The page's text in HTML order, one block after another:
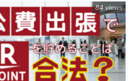
84 views